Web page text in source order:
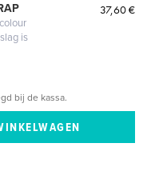
is
37,60 €
bij de kassa.